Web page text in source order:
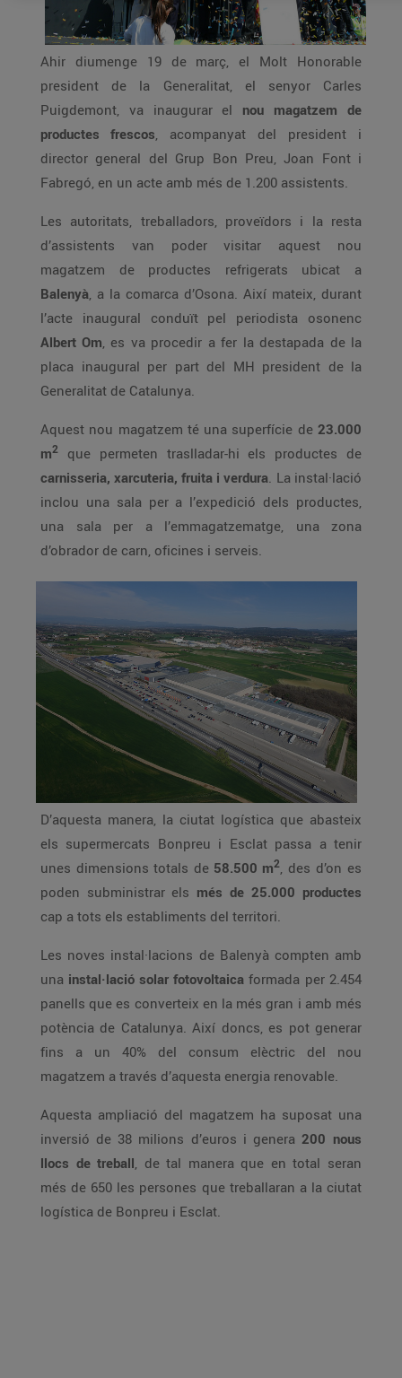
Ahir diumenge 19 de març, el Molt Honorable
president de la Generalitat, el senyor Carles
Puigdemont, va inaugurar el nou magatzem de
productes frescos, acompanyat del president i
director general del Grup Bon Preu, Joan Font i
Fabregó, en un acte amb més de 1.200 assistents.
Les autoritats, treballadors, proveïdors i la resta
d’assistents van poder visitar aquest nou
magatzem de productes refrigerats ubicat a
Balenyà, a la comarca d’Osona. Així mateix, durant
l’acte inaugural conduït pel periodista osonenc
Albert Om, es va procedir a fer la destapada de la
placa inaugural per part del MH president de la
Generalitat de Catalunya.
Aquest nou magatzem té una superfície de 23.000
m2
que permeten traslladar-hi els productes de
carnisseria, xarcuteria, fruita i verdura. La instal·lació
inclou una sala per a l’expedició dels productes,
una sala per a l’emmagatzematge, una zona
d’obrador de carn, oficines i serveis.
D’aquesta manera, la ciutat logística que abasteix
els supermercats Bonpreu i Esclat passa a tenir
unes dimensions totals de 58.500 m2, des d’on es
poden subministrar els més de 25.000 productes
cap a tots els establiments del territori.
Les noves instal·lacions de Balenyà compten amb
una instal·lació solar fotovoltaica formada per 2.454
panells que es converteix en la més gran i amb més
potència de Catalunya. Així doncs, es pot generar
fins a un 40% del consum elèctric del nou
magatzem a través d’aquesta energia renovable.
Aquesta ampliació del magatzem ha suposat una
inversió de 38 milions d’euros i genera 200 nous
llocs de treball, de tal manera que en total seran
més de 650 les persones que treballaran a la ciutat
logística de Bonpreu i Esclat.